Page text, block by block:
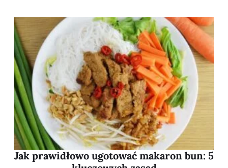
Jak prawidłowo ugotować makaron bun: 5